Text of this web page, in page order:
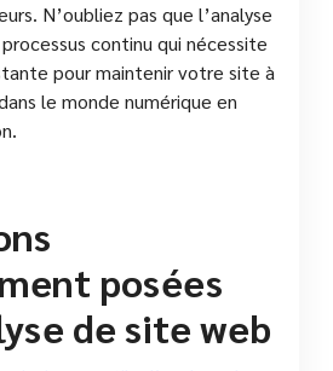
N’oubliez pas que l’analyse
continu qui nécessite
pour maintenir votre site à
le monde numérique en
posées
de site web